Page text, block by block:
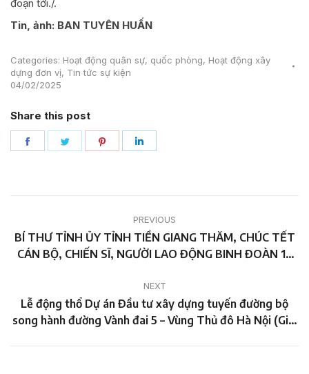
đoạn tới./.
Tin, ảnh: BAN TUYÊN HUẤN
Categories: Hoạt động quân sự, quốc phòng, Hoạt động xây
dựng đơn vị, Tin tức sự kiện
04/02/2025
Share this post
Share
Share
Share
navigation
PREVIOUS
Previous
post:
BÍ THƯ TỈNH ỦY TỈNH TIỀN GIANG THĂM, CHÚC TẾT
CÁN BỘ, CHIẾN SĨ, NGƯỜI LAO ĐỘNG BINH ĐOÀN 12
NEXT
Next
post:
Lễ động thổ Dự án Đầu tư xây dựng tuyến đường bộ
song hành đường Vành đai 5 – Vùng Thủ đô Hà Nội (Giai